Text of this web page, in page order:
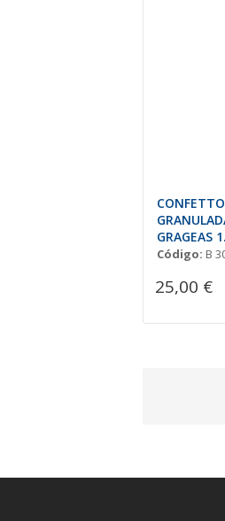
GRAGEAS
Código: B
25,00 €